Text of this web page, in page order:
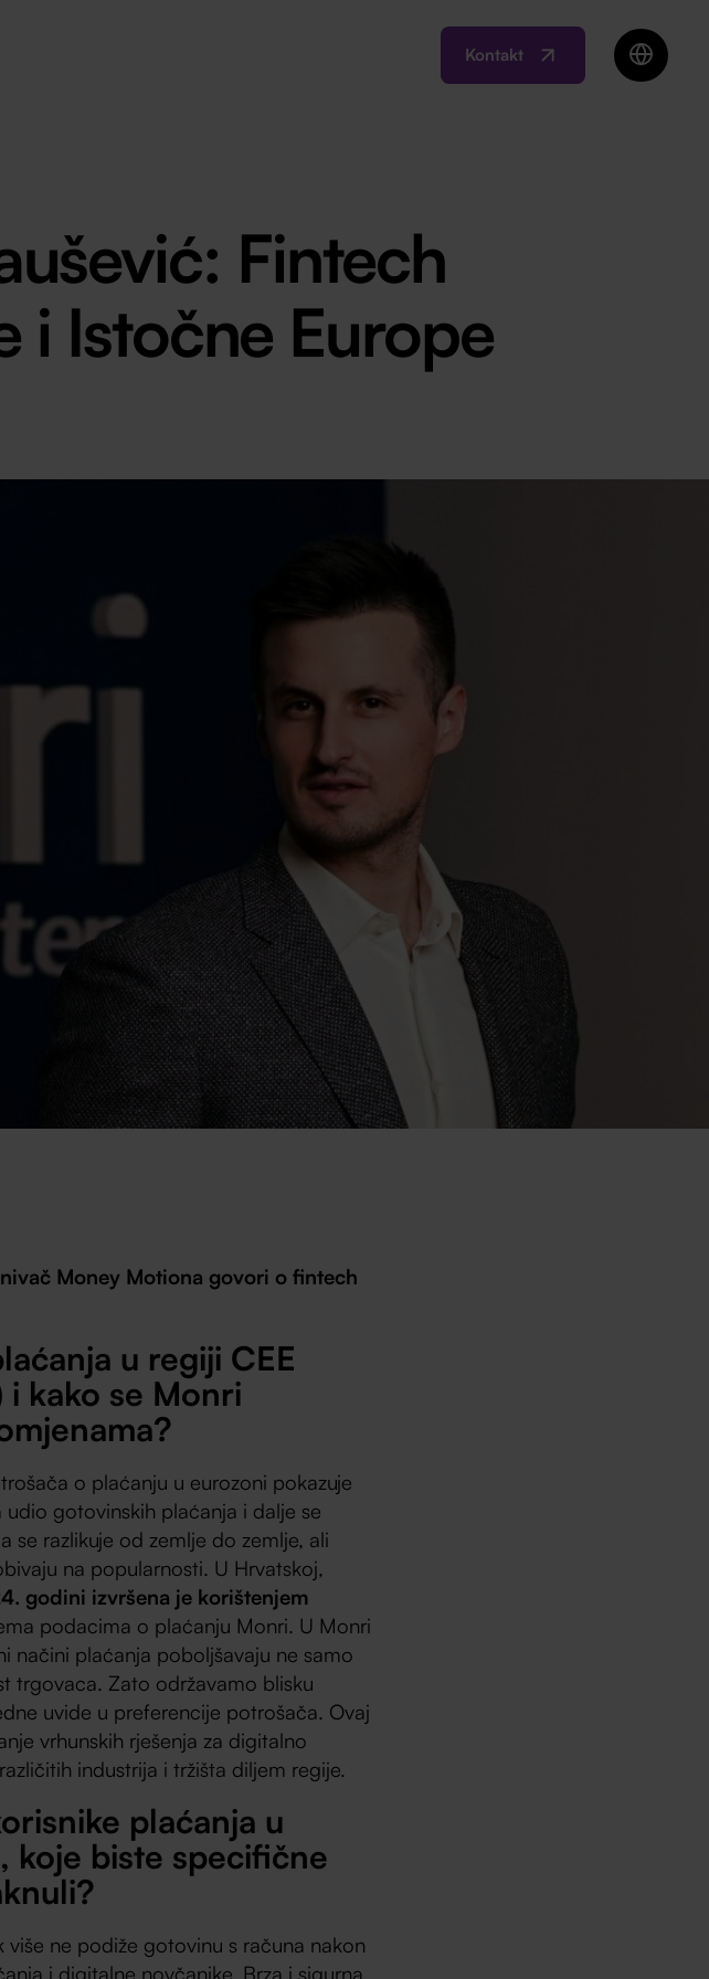
Kontakt
Fintech
i Istočne Europe
Money Motiona govori o fintech
u regiji CEE
i kako se Monri
o plaćanju u eurozoni pokazuje
gotovinskih plaćanja i dalje se
se razlikuje od zemlje do zemlje, ali
na popularnosti. U Hrvatskoj,
godini izvršena je korištenjem
podacima o plaćanju Monri. U Monri
načini plaćanja poboljšavaju ne samo
trgovaca. Zato održavamo blisku
uvide u preferencije potrošača. Ovaj
vrhunskih rješenja za digitalno
industrija i tržišta diljem regije.
plaćanja u
koje biste specifične
ne podiže gotovinu s računa nakon
i digitalne novčanike. Brza i sigurna